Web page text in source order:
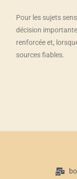
Pour les sujets
décision
renforcée et,
sources fiables.